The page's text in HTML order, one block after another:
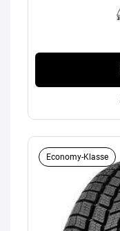
Economy-Klasse